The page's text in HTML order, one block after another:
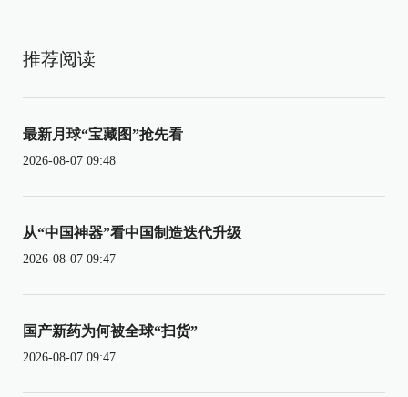
推荐阅读
最新月球“宝藏图”抢先看
2026-08-07 09:48
从“中国神器”看中国制造迭代升级
2026-08-07 09:47
国产新药为何被全球“扫货”
2026-08-07 09:47